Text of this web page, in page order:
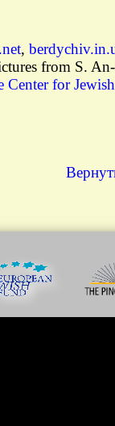
,
from S.
Center for